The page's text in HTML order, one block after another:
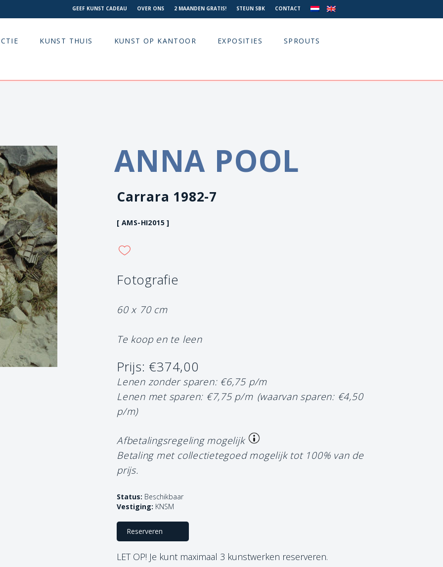
GEEF KUNST CADEAU OVER ONS 2 MAANDEN GRATIS! STEUN SBK CONTACT
KUNST THUIS KUNST OP KANTOOR EXPOSITIES SPROUTS
ANNA POOL
Carrara 1982-7
[ AMS-HI2015 ]
Fotografie
60 x 70 cm
Te koop en te leen
Prijs: €374,00
Lenen zonder sparen: €6,75 p/m
Lenen met sparen: €7,75 p/m (waarvan sparen: €4,50
p/m)
Afbetalingsregeling mogelijk
Betaling met collectietegoed mogelijk tot 100% van de
prijs.
Status: Beschikbaar
Vestiging: KNSM
Reserveren
LET OP! Je kunt maximaal 3 kunstwerken reserveren.